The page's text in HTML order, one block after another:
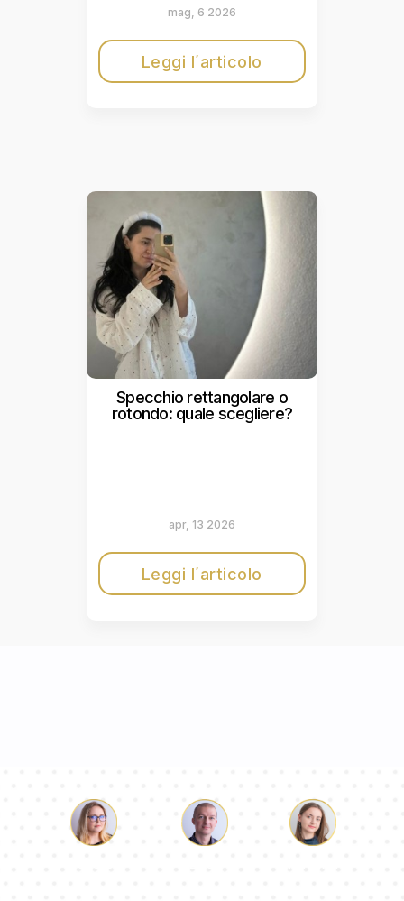
mag, 6 2026
Leggi l΄articolo
Specchio rettangolare o
rotondo: quale scegliere?
apr, 13 2026
Leggi l΄articolo